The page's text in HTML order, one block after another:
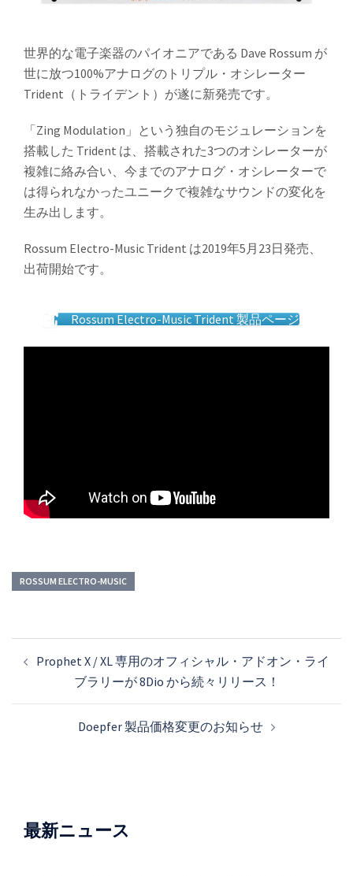
世界的な電子楽器のパイオニアである Dave Rossum が
世に放つ100%アナログのトリプル・オシレーター
Trident（トライデント）が遂に新発売です。
「Zing Modulation」という独自のモジュレーションを
搭載した Trident は、搭載された3つのオシレーターが
複雑に絡み合い、今までのアナログ・オシレーターで
は得られなかったユニークで複雑なサウンドの変化を
生み出します。
Rossum Electro-Music Trident は2019年5月23日発売、
出荷開始です。
Rossum Electro-Music Trident 製品ページ
ROSSUM ELECTRO-MUSIC
稿
ン
Prophet X / XL 専用のオフィシャル・アドオン・ライ
ブラリーが 8Dio から続々リリース！
Doepfer 製品価格変更のお知らせ
最新ニュース